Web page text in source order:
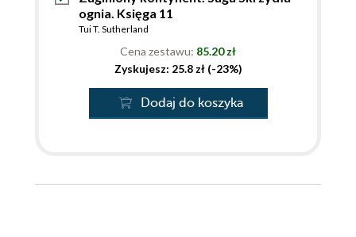
ognia. Księga 11
Tui T. Sutherland
Cena zestawu: 85.20 zł
Zyskujesz: 25.8 zł (-23%)
Dodaj do koszyka